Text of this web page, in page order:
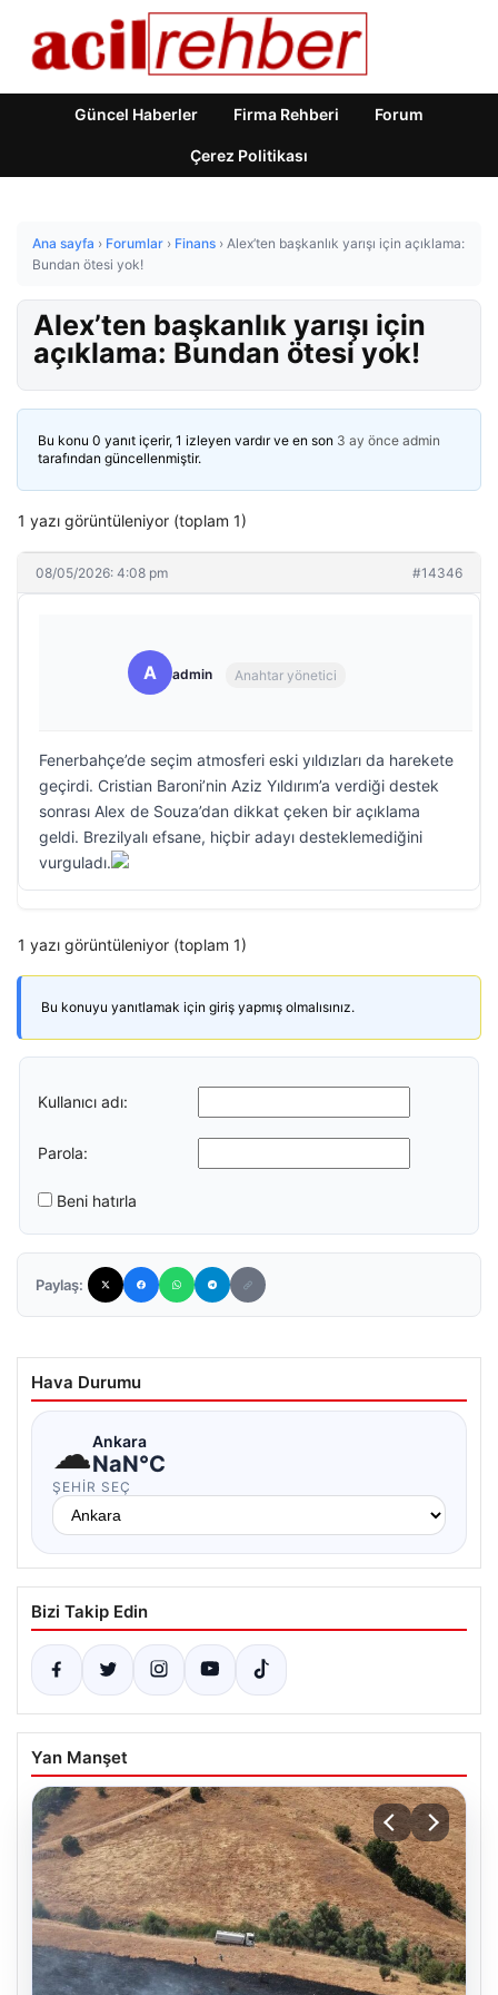
Güncel Haberler Firma Rehberi Forum
Çerez Politikası
Ana sayfa › Forumlar › Finans › Alex’ten başkanlık yarışı için açıklama:
Bundan ötesi yok!
Alex’ten başkanlık yarışı için
açıklama: Bundan ötesi yok!
Bu konu 0 yanıt içerir, 1 izleyen vardır ve en son 3 ay önce admin
tarafından güncellenmiştir.
1 yazı görüntüleniyor (toplam 1)
08/05/2026: 4:08 pm #14346
A admin Anahtar yönetici
Fenerbahçe’de seçim atmosferi eski yıldızları da harekete
geçirdi. Cristian Baroni’nin Aziz Yıldırım’a verdiği destek
sonrası Alex de Souza’dan dikkat çeken bir açıklama
geldi. Brezilyalı efsane, hiçbir adayı desteklemediğini
vurguladı.
1 yazı görüntüleniyor (toplam 1)
Bu konuyu yanıtlamak için giriş yapmış olmalısınız.
Kullanıcı adı:
Parola:
Beni hatırla
Paylaş:
Hava Durumu
☁Ankara
NaN°C
ŞEHIR SEÇ
Bizi Takip Edin
Yan Manşet